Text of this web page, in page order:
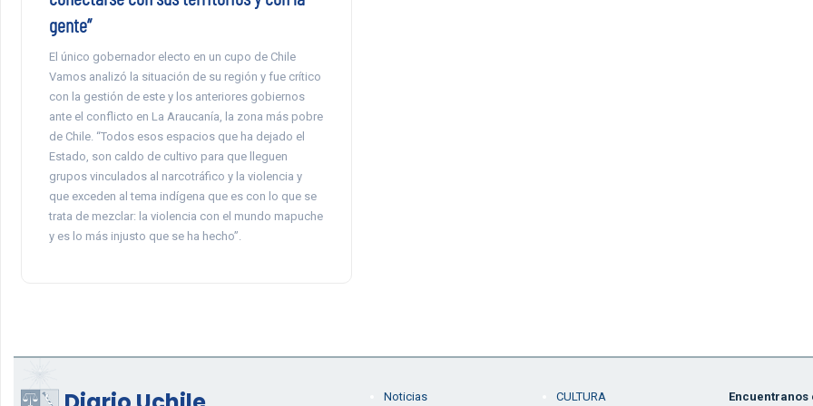
gente”
El único gobernador electo en un cupo de Chile
Vamos analizó la situación de su región y fue crítico
con la gestión de este y los anteriores gobiernos
ante el conflicto en La Araucanía, la zona más pobre
de Chile. “Todos esos espacios que ha dejado el
Estado, son caldo de cultivo para que lleguen
grupos vinculados al narcotráfico y la violencia y
que exceden al tema indígena que es con lo que se
trata de mezclar: la violencia con el mundo mapuche
y es lo más injusto que se ha hecho”.
Noticias CULTURA Encuentranos